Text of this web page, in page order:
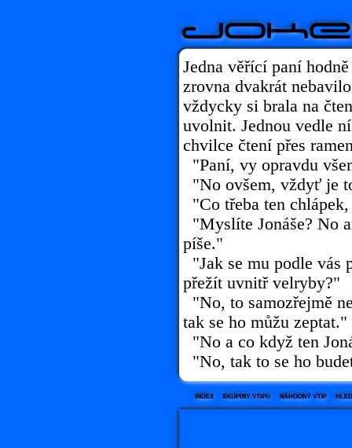
Jedna věřící paní
zrovna dvakrát
vždycky si brala na
uvolnit. Jednou vedle
chvilce čtení přes
"Paní, vy opravdu
"No ovšem, vždyť je
"Co třeba ten
"Myslíte Jonáše? No
píše."
"Jak se mu podle vás
přežít uvnitř velryby?"
"No, to samozřejmě
tak se ho můžu zeptat."
"No a co když ten
"No, tak to se ho